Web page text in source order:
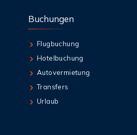
Buchungen
Flugbuchung
Hotelbuchung
Autovermietung
Transfers
Urlaub